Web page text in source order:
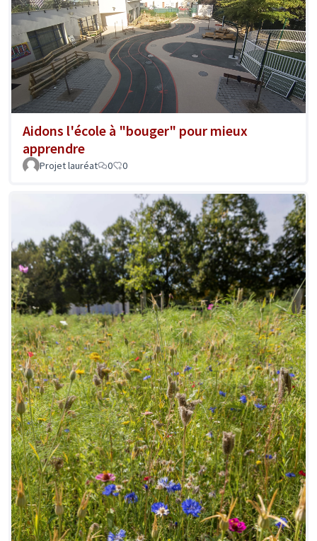
Aidons l'école à "bouger" pour mieux
apprendre
Projet lauréat 0 0